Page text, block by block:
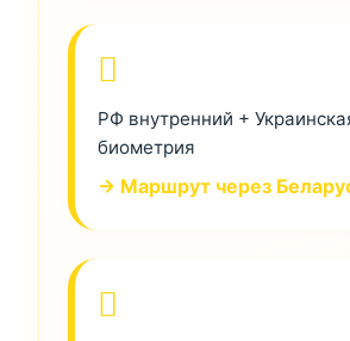
РФ внутренний +
биометрия
→ Маршрут через